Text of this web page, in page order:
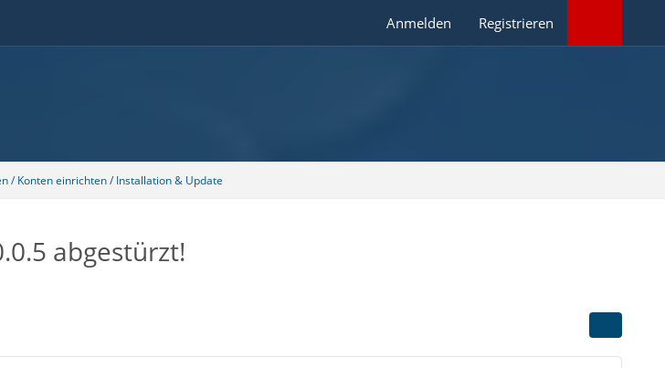
Anmelden Registrieren
/ Konten einrichten / Installation & Update
abgestürzt!